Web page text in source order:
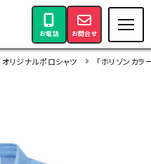
お電話 お問合せ
オリジナルポロシャツ 「ホリゾンカラ